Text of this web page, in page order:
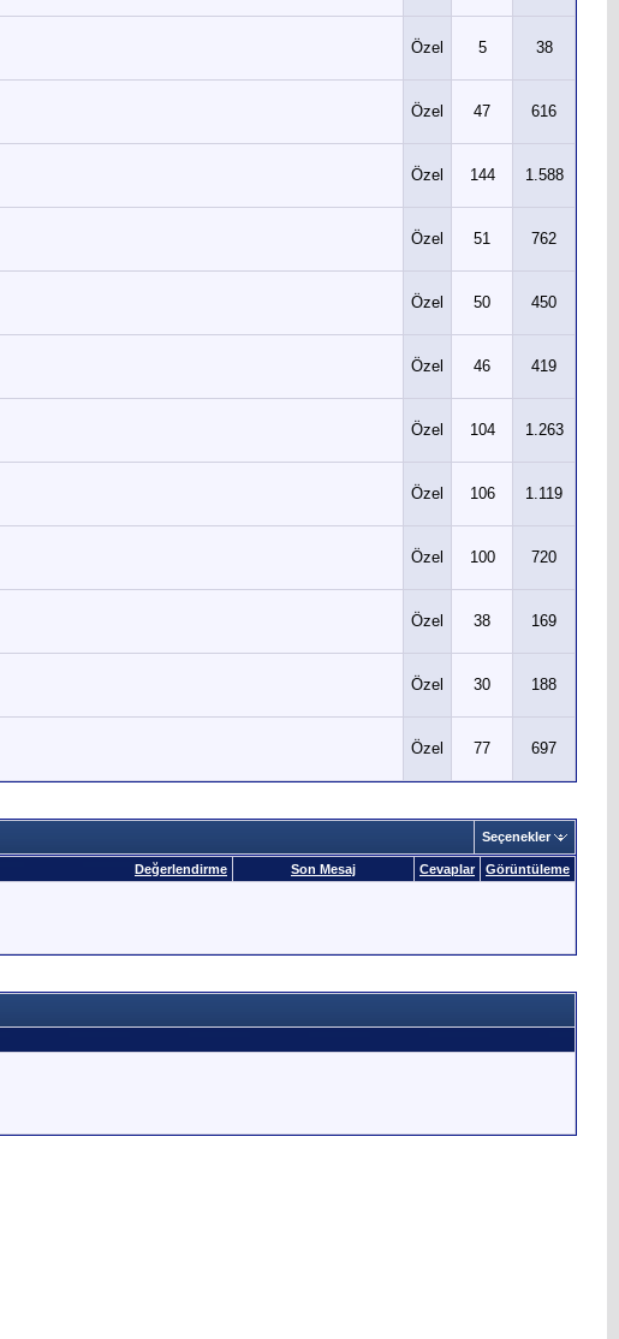
Özel 5 38
Özel 47 616
Özel 144 1.588
Özel 51 762
Özel 50 450
Özel 46 419
Özel 104 1.263
Özel 106 1.119
Özel 100 720
Özel 38 169
Özel 30 188
Özel 77 697
Seçenekler
Değerlendirme Son Mesaj Cevaplar Görüntüleme